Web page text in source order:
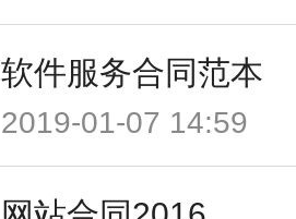
软件服务合同范本
2019-01-07 14:59